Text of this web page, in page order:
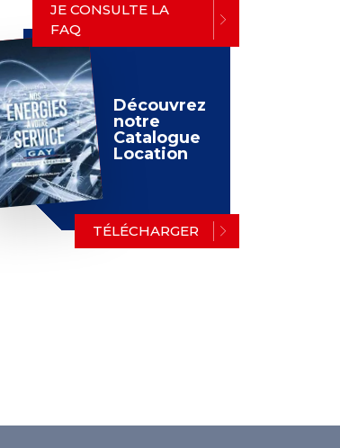
JE CONSULTE LA
FAQ
Découvrez
notre
Catalogue
Location
TÉLÉCHARGER